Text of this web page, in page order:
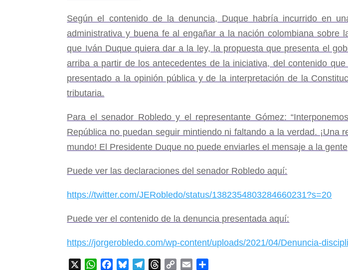
Según el contenido de la denuncia, Duque habría incurrido en
administrativa y buena fe al engañar a la nación colombiana sobre
que Iván Duque quiera dar a la ley, la propuesta que presenta el
arriba a partir de los antecedentes de la iniciativa, del contenido
presentado a la opinión pública y de la interpretación de la
tributaria.
Para el senador Robledo y el representante Gómez:
República no puedan seguir mintiendo ni faltando a la verdad.
mundo! El Presidente Duque no puede enviarles el mensaje a la
Puede ver las declaraciones del senador Robledo aquí:
https://twitter.com/JERobledo/status/1382354803284660231?s=20
Puede ver el contenido de la denuncia presentada aquí:
https://jorgerobledo.com/wp-content/uploads/2021/04/Denuncia-
WhatsApp
FacebookBlueskyTelegramThreads
Copy Email